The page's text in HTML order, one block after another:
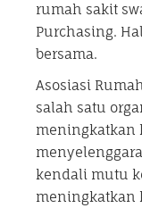
rumah sakit
Purchasing.
bersama.
Asosiasi
salah satu
meningkatkan
kendali mutu
meningkatkan